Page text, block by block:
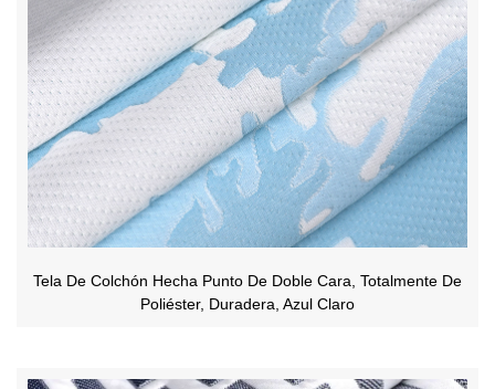
Tela De Colchón Hecha Punto De Doble Cara, Totalmente De
Poliéster, Duradera, Azul Claro